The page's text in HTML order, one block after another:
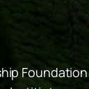
Foundation